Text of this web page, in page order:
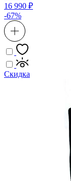
16 990 ₽
-67%
Скидка